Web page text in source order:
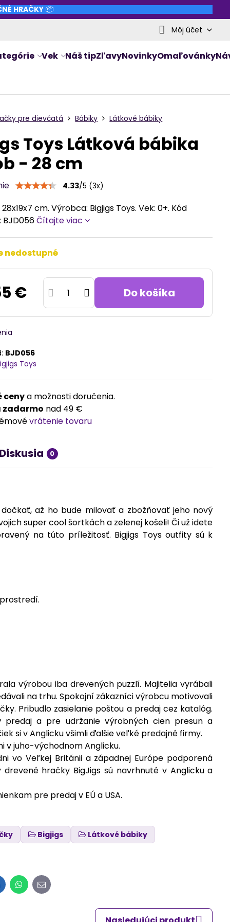
HRAČKY📦
Môj účet
Vek Náš tipZľavyNovinkyOmaľovánky
pre dievčatá Bábiky Látkové bábiky
Toys Látková bábika
- 28 cm
4.33/5 (3x)
cm. Výrobca: Bigjigs Toys. Vek: 0+. Kód
BJD056Čítajte viac
nedostupné
€ Do košíka
BJD056
Toys
cenya možnosti doručenia.
zadarmo nad 49 €
vrátenie tovaru
Diskusia 0
až ho bude milovať a zbožňovať jeho nový
super cool šortkách a zelenej košeli! Či už idete
na túto príležitosť. Bigjigs Toys outfity sú k
výrobou iba drevených puzzlí. Majitelia vyrábali
na trhu. Spokojní zákazníci výrobcu motivovali
Pribudlo zasielanie poštou a predaj cez katalóg.
predaj a pre udržanie výrobných cien presun a
si v Anglicku všimli ďalšie veľké predajné firmy.
v juho-východnom Anglicku.
vo Veľkej Británii a západnej Európe podporená
hračky BigJigs sú navrhnuté v Anglicku a
pre predaj v EÚ a USA.
Bigjigs
Látkové bábiky
WhatsApp
E-
mail